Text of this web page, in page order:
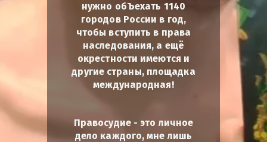
нужно обЪехать 1140
городов России в год,
чтобы вступить в права
наследования, а ещё
окрестности имеются и
другие страны, площадка
международная!
Правосудие - это личное
дело каждого, мне лишь